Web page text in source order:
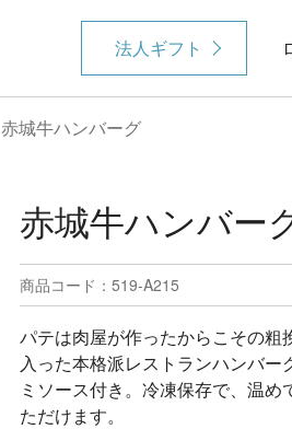
法人ギフト
赤城牛ハンバーグ
赤城牛ハンバー
商品コード：519-A215
パテは肉屋が作ったからこその
入った本格派レストランハンバ
ミソース付き。冷凍保存で、温
ただけます。